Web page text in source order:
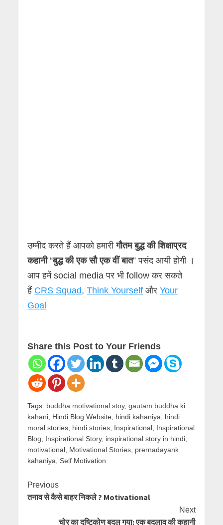
उम्मीद करते हैं आपको हमारीगौतम बुद्ध की शिक्षाप्रद
कहानी“बुद्ध की एक सौ एक वीं बात” पसंद आयी होगी ।
आप हमें social media पर भी follow कर सकते
हैं CRS Squad,Think Yourself औरYour
Goal
Share this Post to Your Friends
Tags: buddha motivational stoy,gautam buddha ki
kahani Hindi Blog Website hindi kahaniya
hindi
moral stories hindi stories Inspirational Inspirational
Blog
Inspirational Story, inspirational story in hindi
motivational Motivational Stories prernadayank
kahaniya
Self Motivation
Continue
Reading
Previous
तनाव से कैसे बाहर निकले ? Motivational
Next
चोर का दृष्टिकोण बदल गया: एक बदलाव की कहानी